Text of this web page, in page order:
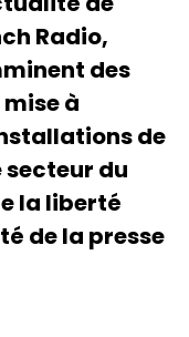
Radio,
des
à
de
du
la liberté
de la presse